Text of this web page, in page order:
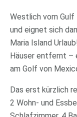
Westlich vom Gulf
und eignet sich
Maria Island
Häuser entfernt –
am Golf von
Das erst kürzlich
2 Wohn- und